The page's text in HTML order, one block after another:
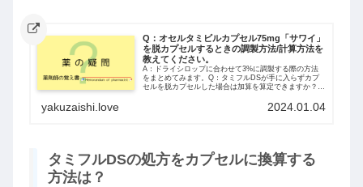
Q：オセルタミビルカプセル75mg「サワイ」
を脱カプセルするときの調製方法/計算方法を
教えてください。
A：ドライシロップに合わせて3%に調製する際の方法
をまとめてみます。Q：タミフルDSが手に入らずカプ
セルを脱カプセルした場合は加算を算定できますか？|
yakuzaishi.love 2024.01.04
タミフルDSの処方をカプセルに換算する
方法は？